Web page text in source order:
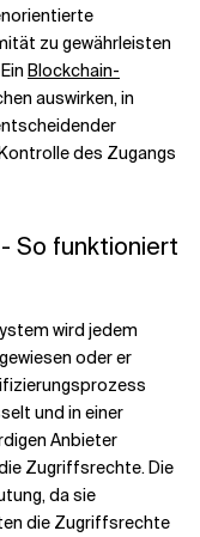
zu gewährleisten
Blockchain-
auswirken, in
des Zugangs
So funktioniert
wird jedem
oder er
und in einer
Anbieter
Zugriffsrechte. Die
da sie
die Zugriffsrechte